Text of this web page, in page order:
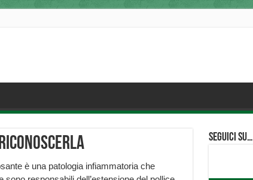
riconoscerla
è una patologia infiammatoria che
Seguici su…